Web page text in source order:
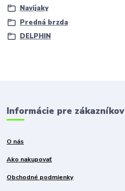
Navijaky
Predná brzda
DELPHIN
Informácie pre zákazníkov
O nás
Ako nakupovať
Obchodné podmienky